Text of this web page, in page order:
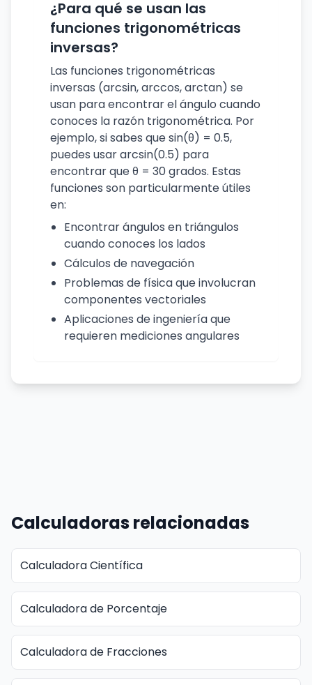
¿Para qué se usan las
funciones trigonométricas
inversas?
Las funciones trigonométricas
inversas (arcsin, arccos, arctan) se
usan para encontrar el ángulo cuando
conoces la razón trigonométrica. Por
ejemplo, si sabes que sin(θ) = 0.5,
puedes usar arcsin(0.5) para
encontrar que θ = 30 grados. Estas
funciones son particularmente útiles
en:
Encontrar ángulos en triángulos
cuando conoces los lados
Cálculos de navegación
Problemas de física que involucran
componentes vectoriales
Aplicaciones de ingeniería que
requieren mediciones angulares
Calculadoras relacionadas
Calculadora Científica
Calculadora de Porcentaje
Calculadora de Fracciones